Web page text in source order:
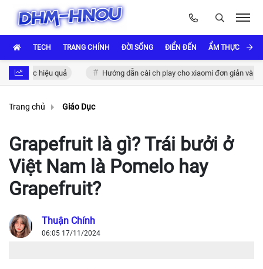
TECH TRANG CHÍNH ĐỜI SỐNG ĐIỂN ĐẾN ẨM THỰC VÀ
hiệu quả Hướng dẫn cài ch play cho xiaomi đơn giản và nhanh
Trang chủ Giáo Dục
Grapefruit là gì? Trái bưởi ở
Việt Nam là Pomelo hay
Grapefruit?
Thuận Chính
06:05 17/11/2024